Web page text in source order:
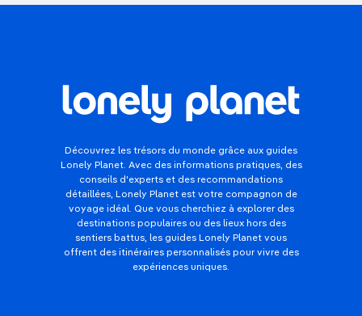
Découvrez les trésors du monde grâce aux guides
Lonely Planet. Avec des informations pratiques, des
conseils d'experts et des recommandations
détaillées, Lonely Planet est votre compagnon de
voyage idéal. Que vous cherchiez à explorer des
destinations populaires ou des lieux hors des
sentiers battus, les guides Lonely Planet vous
offrent des itinéraires personnalisés pour vivre des
expériences uniques.